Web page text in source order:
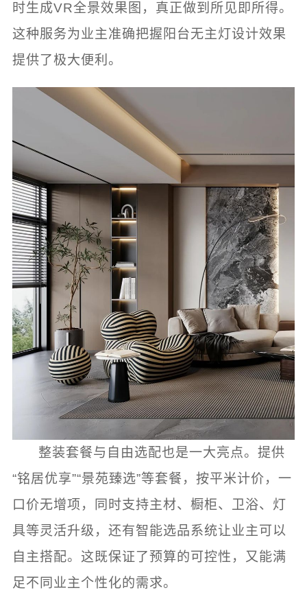
时生成VR全景效果图，真正做到所见即所得。
这种服务为业主准确把握阳台无主灯设计效果
提供了极大便利。
整装套餐与自由选配也是一大亮点。提供
“铭居优享”“景苑臻选”等套餐，按平米计价，一
口价无增项，同时支持主材、橱柜、卫浴、灯
具等灵活升级，还有智能选品系统让业主可以
自主搭配。这既保证了预算的可控性，又能满
足不同业主个性化的需求。